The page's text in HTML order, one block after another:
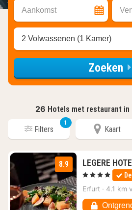
Aankomst
2 Volwassenen (1 Kamer)
Zoeken
26 Hotels met restaurant in
Filters
1
Kaart
8.9 LEGERE
, 4 Sterren
Erfurt · 4.1 km